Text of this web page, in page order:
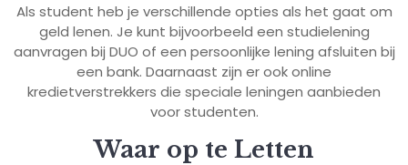
Als student heb je verschillende opties als het gaat om
geld lenen. Je kunt bijvoorbeeld een studielening
aanvragen bij DUO of een persoonlijke lening afsluiten bij
een bank. Daarnaast zijn er ook online
kredietverstrekkers die speciale leningen aanbieden
voor studenten.
Waar op te Letten